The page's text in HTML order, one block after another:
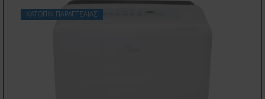
ΚΑΤΌΠΙΝ ΠΑΡΑΓΓΕΛΊΑΣ